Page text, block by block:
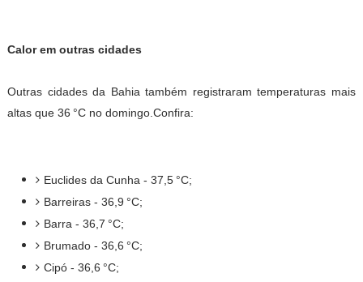
Calor em outras cidades
Outras cidades da Bahia também registraram temperaturas mais
altas que 36 °C no domingo. Confira:
Euclides da Cunha - 37,5 °C;
Barreiras - 36,9 °C;
Barra - 36,7 °C;
Brumado - 36,6 °C;
Cipó - 36,6 °C;